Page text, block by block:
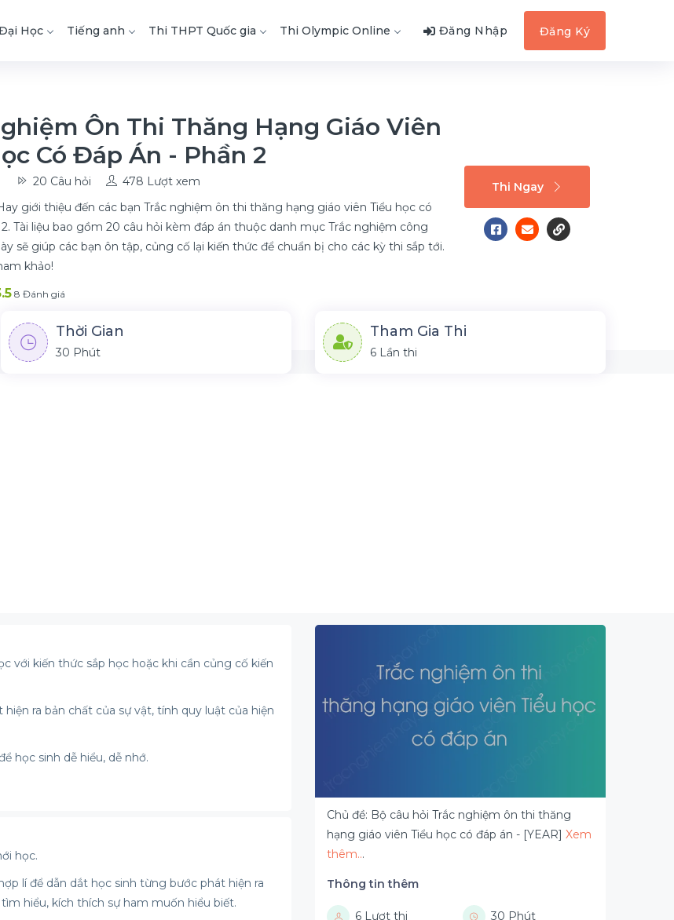
Học Tiếng anh Thi THPT Quốc gia Thi Olympic Online Đăng Nhập Đăng Ký
Ôn Thi Thăng Hạng Giáo Viên
Có Đáp Án - Phần 2
20 Câu hỏi
478 Lượt xem
giới thiệu đến các bạn Trắc nghiệm ôn thi thăng hạng giáo viên Tiểu học có
Tài liệu bao gồm 20 câu hỏi kèm đáp án thuộc danh mục Trắc nghiệm công
sẽ giúp các bạn ôn tập, củng cố lại kiến thức để chuẩn bị cho các kỳ thi sắp tới.
khảo!
8 Đánh giá
Thi Ngay
Thời Gian
30 Phút
Tham Gia Thi
6 Lần thi
với kiến thức sắp học hoặc khi cần củng cố kiến
ra bản chất của sự vật, tính quy luật của hiện
học sinh dễ hiểu, dễ nhớ.
học.
lí để dẫn dắt học sinh từng bước phát hiện ra
hiểu, kích thích sự ham muốn hiểu biết.
Chủ đề: Bộ câu hỏi Trắc nghiệm ôn thi thăng
hạng giáo viên Tiểu học có đáp án - [YEAR] Xem
thêm...
Thông tin thêm
6 Lượt thi 30 Phút